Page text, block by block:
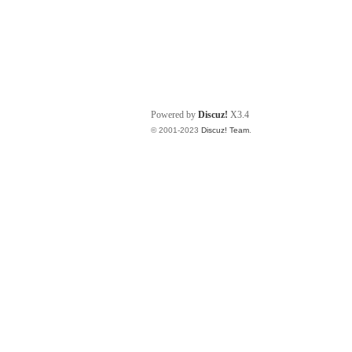
Powered by Discuz! X3.4
© 2001-2023 Discuz! Team